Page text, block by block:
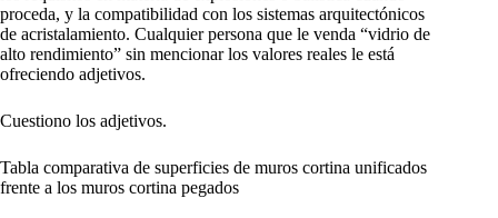
proceda, y la compatibilidad con los sistemas arquitectónicos
de acristalamiento. Cualquier persona que le venda “vidrio de
alto rendimiento” sin mencionar los valores reales le está
ofreciendo adjetivos.
Cuestiono los adjetivos.
Tabla comparativa de superficies de muros cortina unificados
frente a los muros cortina pegados